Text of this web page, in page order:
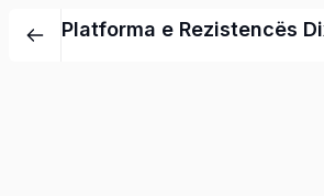
Platforma e Rezistencës